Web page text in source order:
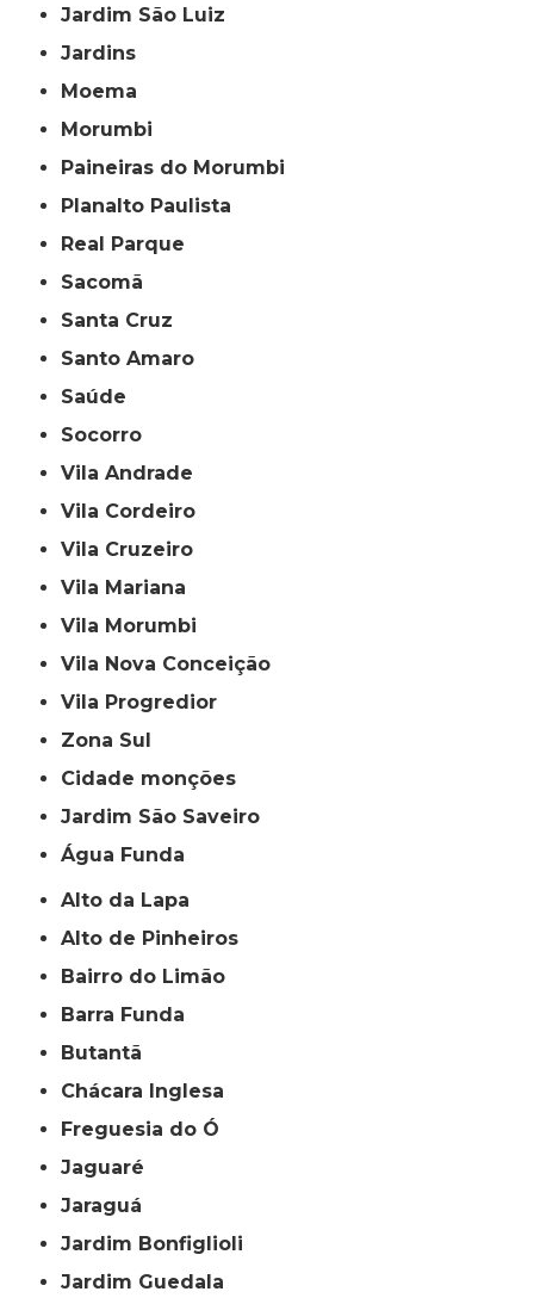
Jardim São Luiz
Jardins
Moema
Morumbi
Paineiras do Morumbi
Planalto Paulista
Real Parque
Sacomã
Santa Cruz
Santo Amaro
Saúde
Socorro
Vila Andrade
Vila Cordeiro
Vila Cruzeiro
Vila Mariana
Vila Morumbi
Vila Nova Conceição
Vila Progredior
Zona Sul
cidade monções
jardim São Saveiro
Água Funda
Alto da Lapa
Alto de Pinheiros
Bairro do Limão
Barra Funda
Butantã
Chácara Inglesa
Freguesia do Ó
Jaguaré
Jaraguá
Jardim Bonfiglioli
Jardim Guedala